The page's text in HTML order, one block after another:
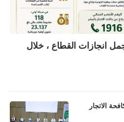
انجازات القطاع ، خلال
الاتجار